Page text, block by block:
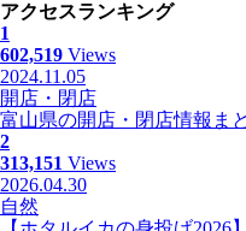
アクセスランキング
1
602,519 Views
2024.11.05
開店・閉店
富山県の開店・閉店情報ま
2
313,151 Views
2026.04.30
自然